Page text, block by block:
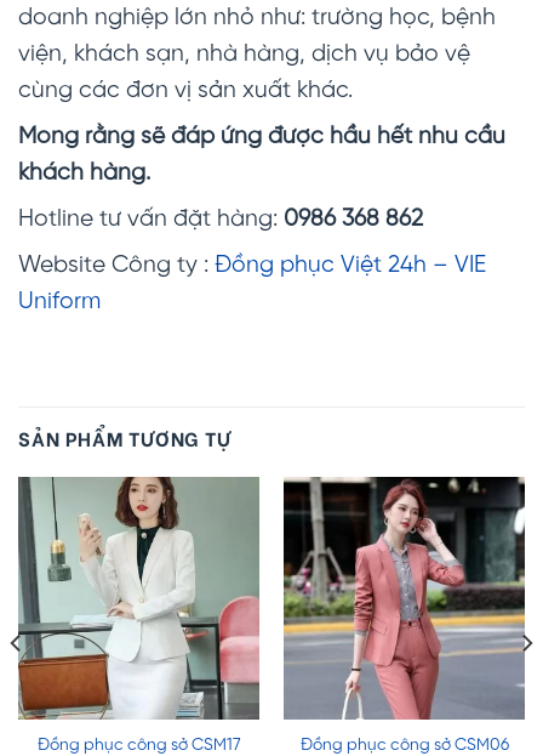
doanh nghiệp lớn nhỏ như: trường học, bệnh
viện, khách sạn, nhà hàng, dịch vụ bảo vệ
cùng các đơn vị sản xuất khác.
Mong rằng sẽ đáp ứng được hầu hết nhu cầu
khách hàng.
Hotline tư vấn đặt hàng: 0986 368 862
Website Công ty : Đồng phục Việt 24h – VIE
Uniform
SẢN PHẨM TƯƠNG TỰ
Đồng phục công sở CSM17 Đồng phục công sở CSM06